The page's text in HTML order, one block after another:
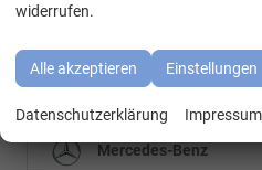
BMW
Cupra
Mercedes-Benz
widerrufen.
Alle akzeptieren Einstellungen
Datenschutzerklärung Impressum